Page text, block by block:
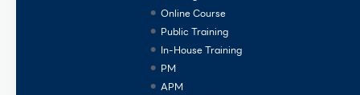
Online Course
Public Training
In-House Training
PM
APM